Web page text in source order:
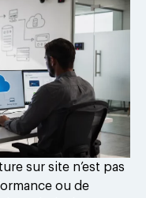
sur site n’est pas
ou de